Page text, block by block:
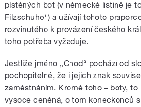
plstěných bot (v německé listině je
Filzschuhe“) a užívají tohoto
rozvinutého k provázení českého
toho potřeba vyžaduje.
Jestliže jméno „Chod“ pochází od
pochopitelné, že i jejich znak
zaměstnáním. Kromě toho – boty, to
vysoce ceněná, o tom koneckonců